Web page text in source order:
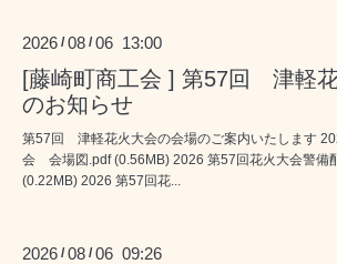
2026 /08 /06 13:00
[藤崎町商工会 ] 第57回 津軽
のお知らせ
第57回 津軽花火大会の会場のご案内いたします
会 会場図.pdf (0.56MB) 2026 第57回花火大会警備
(0.22MB) 2026 第57回花...
2026 /08 /06 09:26